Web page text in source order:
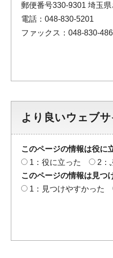
郵便番号330-9301 埼玉
電話：048-830-5201
ファックス：048-830-
より良いウェブ
このページの情報は役に
1：役に立った
2：
このページの情報は見つ
1：見つけやすかった